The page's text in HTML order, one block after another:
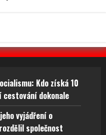
Kdo získá 10
cestování dokonale
vyjádření o
společnost